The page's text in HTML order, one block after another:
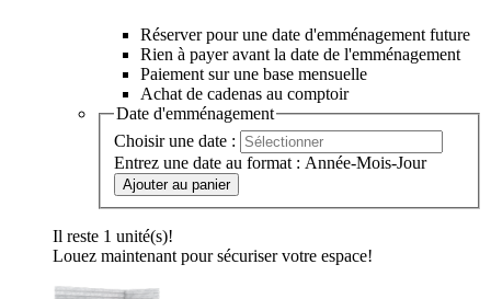
Réserver pour une date d'emménagement future
Rien à payer avant la date de l'emménagement
Paiement sur une base mensuelle
Achat de cadenas au comptoir
Date d'emménagement
Choisir une date :
Entrez une date au format : Année-Mois-Jour
Ajouter au panier
Il reste 1 unité(s)!
Louez maintenant pour sécuriser votre espace!